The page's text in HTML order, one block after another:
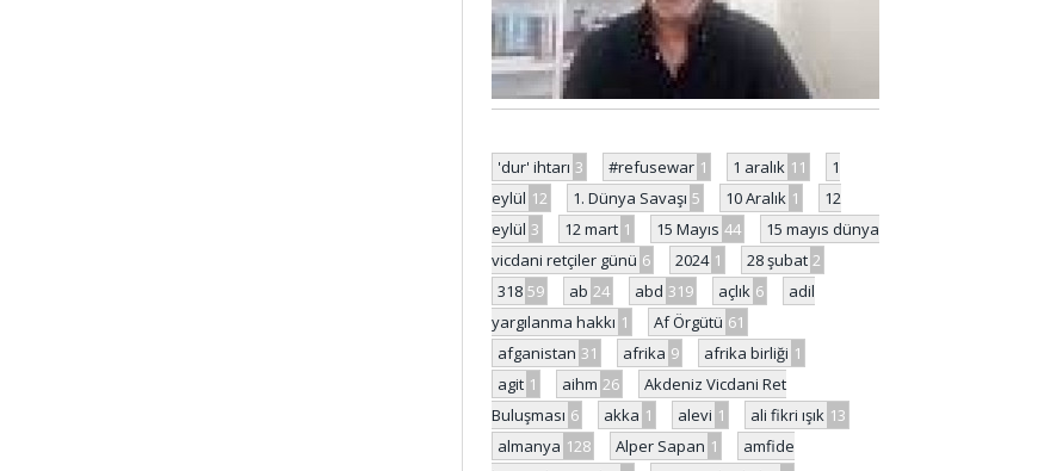
'dur' ihtarı 3 #refusewar 1 1 aralık 11
1
eylül 12 1. Dünya Savaşı 5 10 Aralık 1
12
eylül 3 12 mart 1 15 Mayıs 44
15 mayıs dünya
vicdani retçiler günü 6 2024 1 28 şubat 2
318 59 ab 24 abd 319 açlık 6
adil
yargılanma hakkı 1 Af Örgütü 61
afganistan 31 afrika 9 afrika birliği 1
agit 1 aihm 26
Akdeniz Vicdani Ret
Buluşması 6 akka 1 alevi 1 ali fikri ışık 13
almanya 128 Alper Sapan 1
amfide